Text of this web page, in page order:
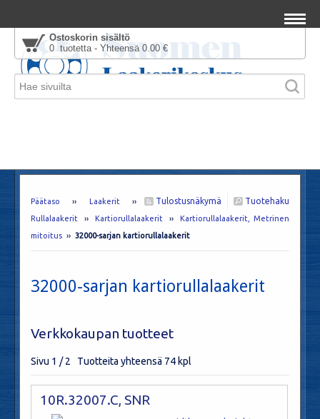
Ostoskorin sisältö
0 tuotetta - Yhteensä 0.00 €
Tuotehaku
Tulostusnäkymä
Päätaso ›› Laakerit ››
Rullalaakerit ››Kartiorullalaakerit ››Kartiorullalaakerit, Metrinen
mitoitus ›› 32000-sarjan kartiorullalaakerit
32000-sarjan kartiorullalaakerit
Verkkokaupan tuotteet
Sivu 1 / 2 Tuotteita yhteensä 74 kpl
10R.32007.C, SNR